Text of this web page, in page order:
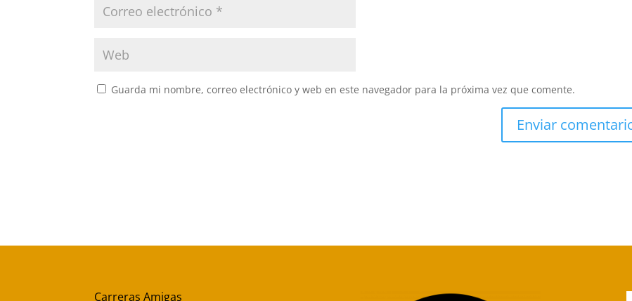
Guarda mi nombre, correo electrónico y web en este navegador para la próxima vez que comente.
Carreras Amigas